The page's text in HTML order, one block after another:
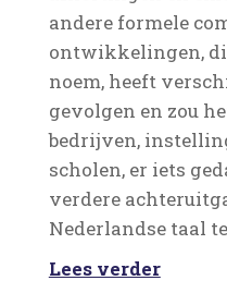
andere formele
ontwikkelingen,
noem, heeft
gevolgen en zou
bedrijven,
scholen, er iets
verdere
Nederlandse taal
Lees verder